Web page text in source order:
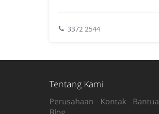
3372 2544
Tentang Kami
Perusahaan Kontak